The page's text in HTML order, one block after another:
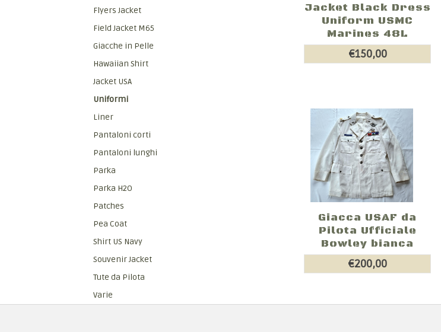
Flyers Jacket
Field Jacket M65
Giacche in Pelle
Hawaiian Shirt
Jacket USA
Uniformi
Liner
Pantaloni corti
Pantaloni lunghi
Parka
Parka H2O
Patches
Pea Coat
Shirt US Navy
Souvenir Jacket
Tute da Pilota
Varie
Jacket Black Dress
Uniform USMC
Marines 48L
€150,00
Giacca USAF da
Pilota Ufficiale
Bowley bianca
€200,00